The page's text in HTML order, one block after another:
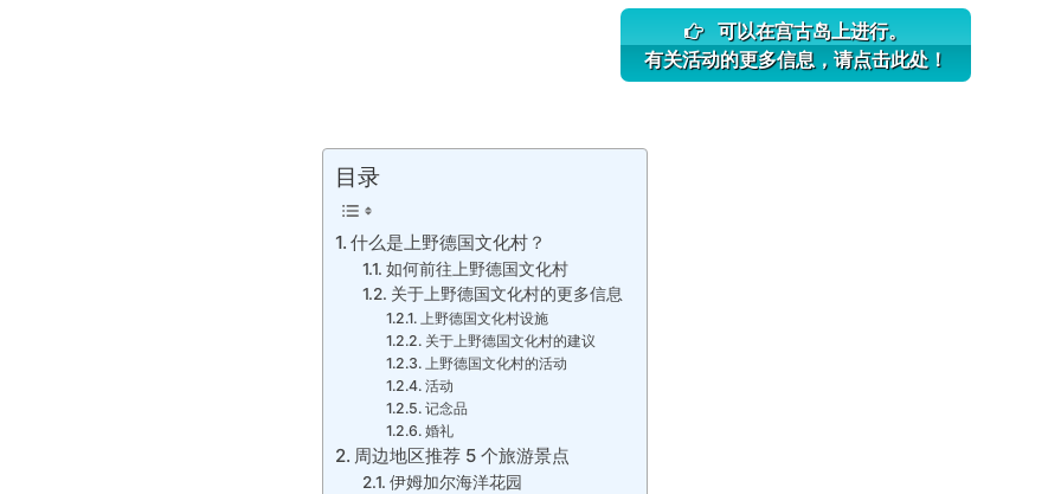
可以在宫古岛上进行。
有关活动的更多信息，请点击此处！
目录
什么是上野德国文化村？
如何前往上野德国文化村
关于上野德国文化村的更多信息
上野德国文化村设施
关于上野德国文化村的建议
上野德国文化村的活动
活动
记念品
婚礼
周边地区推荐 5 个旅游景点
伊姆加尔海洋花园